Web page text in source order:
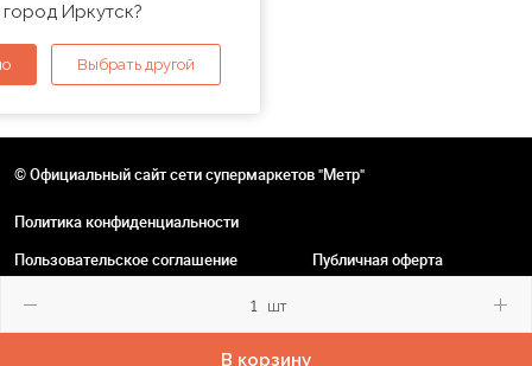
шт
В корзину
Иркутск?
Выбрать другой
© Официальный сайт сети супермаркетов "Метр"
Политика конфиденциальности
Пользовательское соглашение
Публичная оферта